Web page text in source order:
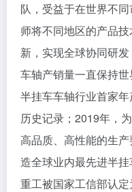
队，受益于在世界不
师将不同地区的产品
新，实现全球协同研
车轴产销量一直保持
半挂车车轴行业首家
历史记录；2019年，
高品质、高性能的生
造全球业内最先进半
重工被国家工信部认